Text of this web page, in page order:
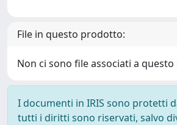
File in questo prodotto:
Non ci sono file associati a
I documenti in IRIS sono protetti
tutti i diritti sono riservati, salvo